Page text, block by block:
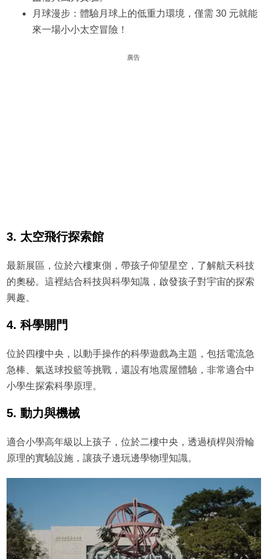
月球漫步：體驗月球上的低重力環境，僅需 30 元就能
來一場小小太空冒險！
廣告
3. 太空飛行探索館
最新展區，位於六樓東側，帶孩子仰望星空，了解航天科技
的奧秘。這裡結合科技與科學知識，啟發孩子對宇宙的探索
興趣。
4. 科學開門
位於四樓中央，以動手操作的科學遊戲為主題，包括電流急
急棒、氣送球投籃等挑戰，還設有地震屋體驗，非常適合中
小學生探索科學原理。
5. 動力與機械
適合小學高年級以上孩子，位於二樓中央，透過槓桿與滑輪
原理的實驗設施，讓孩子邊玩邊學物理知識。